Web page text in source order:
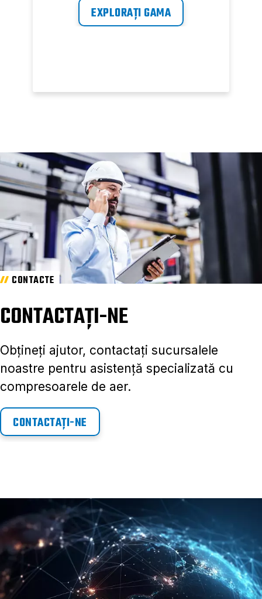
laboratoarelor.
EXPLORAȚI GAMA
CONTACTE
CONTACTAȚI-NE
Obțineți ajutor, contactați sucursalele
noastre pentru asistență specializată cu
compresoarele de aer.
CONTACTAȚI-NE